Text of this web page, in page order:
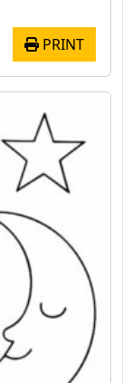
PRINT